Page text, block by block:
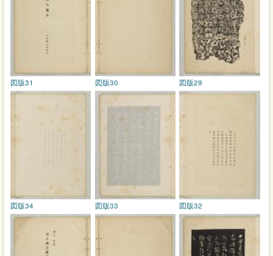
図版29
図版30
図版31
図版32
図版33
図版34